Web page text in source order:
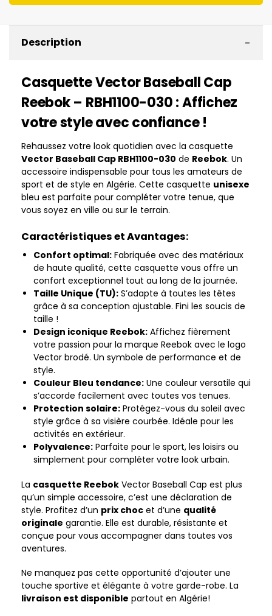
Description -
Casquette Vector Baseball Cap
Reebok – RBH1100-030 : Affichez
votre style avec confiance !
Rehaussez votre look quotidien avec la casquette
Vector Baseball Cap RBH1100-030 de Reebok. Un
accessoire indispensable pour tous les amateurs de
sport et de style en Algérie. Cette casquette unisexe
bleu est parfaite pour compléter votre tenue, que
vous soyez en ville ou sur le terrain.
Caractéristiques et Avantages:
Confort optimal: Fabriquée avec des matériaux
de haute qualité, cette casquette vous offre un
confort exceptionnel tout au long de la journée.
Taille Unique (TU): S’adapte à toutes les têtes
grâce à sa conception ajustable. Fini les soucis de
taille !
Design iconique Reebok: Affichez fièrement
votre passion pour la marque Reebok avec le logo
Vector brodé. Un symbole de performance et de
style.
Couleur Bleu tendance: Une couleur versatile qui
s’accorde facilement avec toutes vos tenues.
Protection solaire: Protégez-vous du soleil avec
style grâce à sa visière courbée. Idéale pour les
activités en extérieur.
Polyvalence: Parfaite pour le sport, les loisirs ou
simplement pour compléter votre look urbain.
La casquette Reebok Vector Baseball Cap est plus
qu’un simple accessoire, c’est une déclaration de
style. Profitez d’un prix choc et d’une qualité
originale garantie. Elle est durable, résistante et
conçue pour vous accompagner dans toutes vos
aventures.
Ne manquez pas cette opportunité d’ajouter une
touche sportive et élégante à votre garde-robe. La
livraison est disponible partout en Algérie!